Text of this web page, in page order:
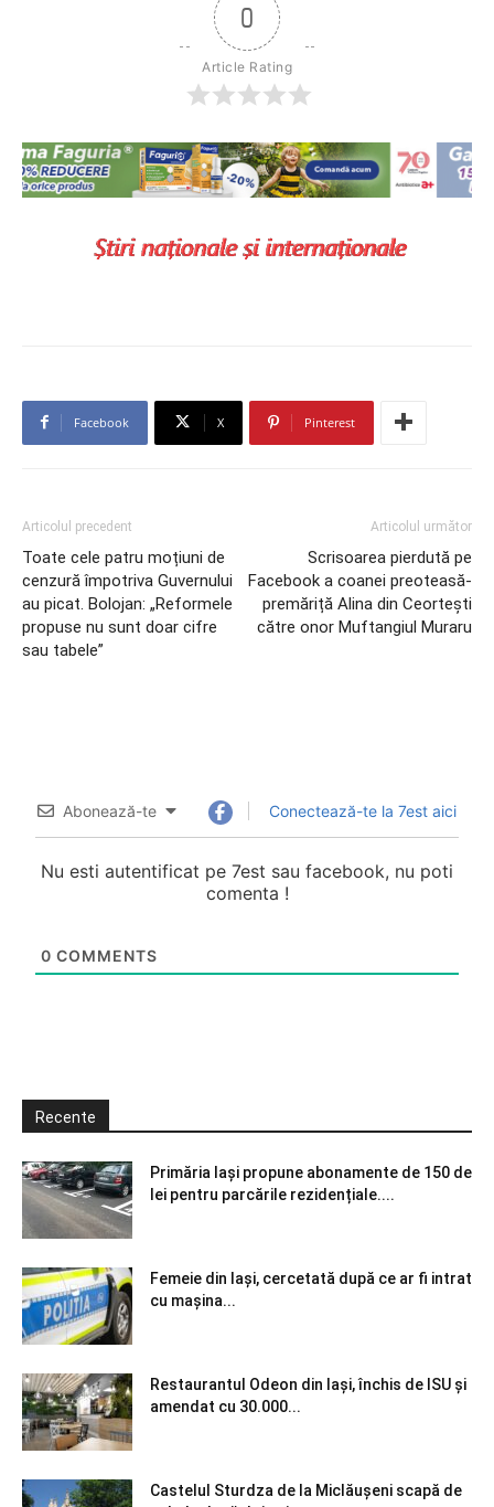
0
Article Rating
Facebook X Pinterest
Articolul precedent
Toate cele patru moțiuni de
cenzură împotriva Guvernului
au picat. Bolojan: „Reformele
propuse nu sunt doar cifre
sau tabele”
Articolul următor
Scrisoarea pierdută pe
Facebook a coanei preoteasă-
premăriță Alina din Ceortești
către onor Muftangiul Muraru
Abonează-te Conectează-te la 7est aici
Nu esti autentificat pe 7est sau facebook, nu poti
comenta !
0 COMMENTS
Recente
Primăria Iași propune abonamente de 150 de
lei pentru parcările rezidențiale....
Femeie din Iași, cercetată după ce ar fi intrat
cu mașina...
Restaurantul Odeon din Iași, închis de ISU și
amendat cu 30.000...
Castelul Sturdza de la Miclăușeni scapă de